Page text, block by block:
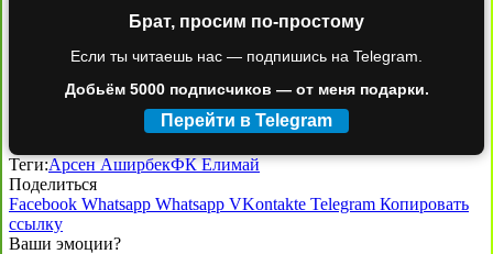
Брат, просим по-простому
Если ты читаешь нас — подпишись на Telegram.
Добьём 5000 подписчиков — от меня подарки.
Перейти в Telegram
Теги:Арсен АширбекФК Елимай
Поделиться
Facebook Whatsapp Whatsapp VKontakte Telegram Копировать
ссылку
Ваши эмоции?